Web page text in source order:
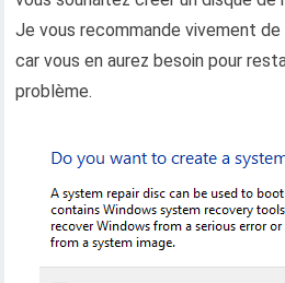
Je vous recommande vivement
car vous en aurez besoin pour
problème.